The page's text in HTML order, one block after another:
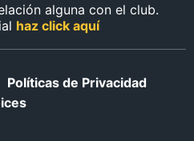
alguna con el club.
haz click aquí
Políticas de Privacidad